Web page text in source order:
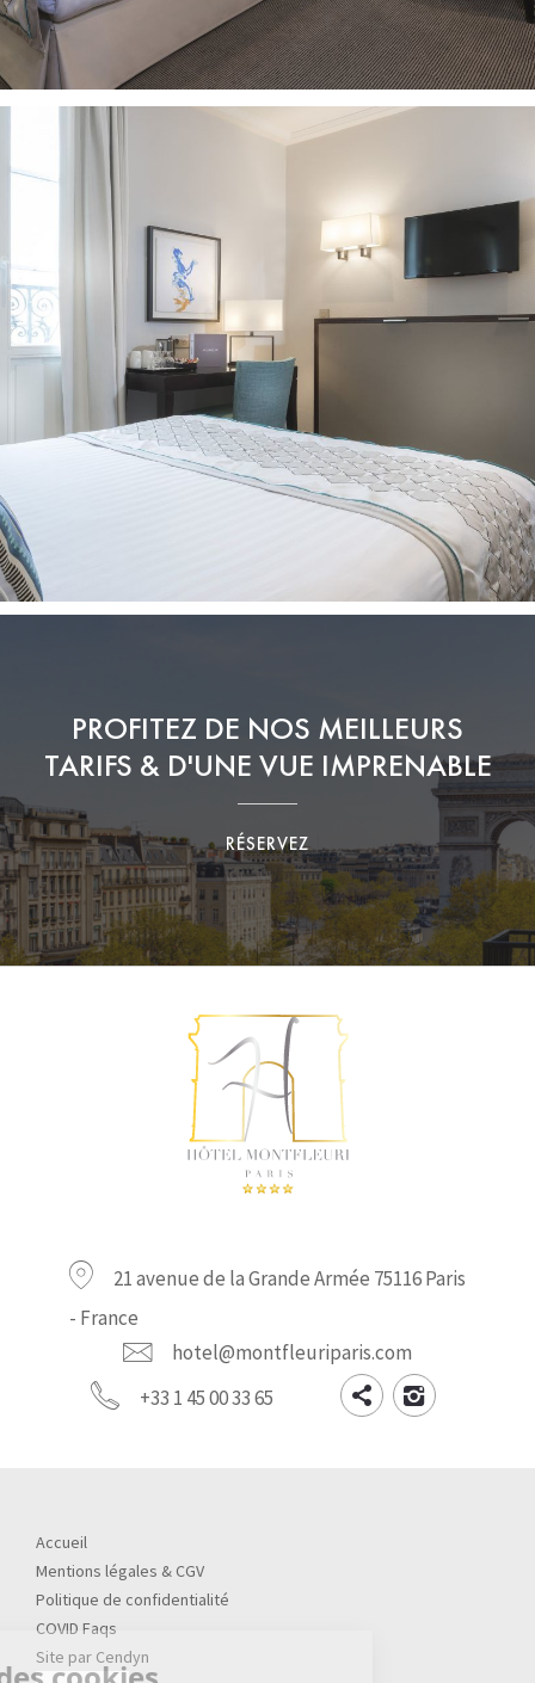
PROFITEZ DE NOS MEILLEURS
TARIFS & D'UNE VUE IMPRENABLE
RÉSERVEZ
21 avenue de la Grande Armée 75116 Paris
- France
hotel@montfleuriparis.com
+33 1 45 00 33 65
Accueil
Mentions légales & CGV
Politique de confidentialité
COVID Faqs
Site par Cendyn